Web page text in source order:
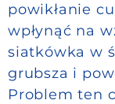
powikłanie
wpłynąć na
siatkówka w
grubsza i
Problem ten